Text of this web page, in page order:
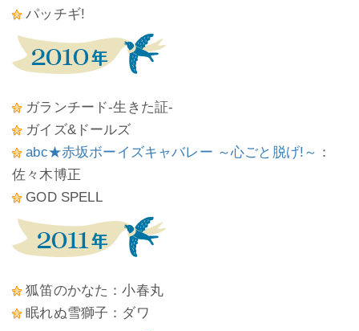
パッチギ!
ガランチード-生きた証-
ガイズ&ドールズ
abc★赤坂ボーイズキャバレー ～心ごと脱げ!～ ：
佐々木博正
GOD SPELL
狐笛のかなた：小春丸
眠れぬ雪獅子：ダワ